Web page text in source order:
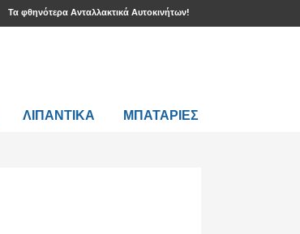
Τα φθηνότερα Ανταλλακτικά Αυτοκινήτων!
ΛΙΠΑΝΤΙΚΑ ΜΠΑΤΑΡΙΕΣ